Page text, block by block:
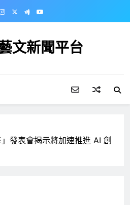
文新聞平台
發表會揭示將加速推進 AI 創